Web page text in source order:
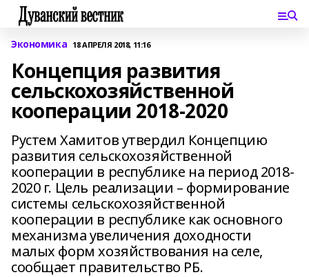
Экономика 18 АПРЕЛЯ 2018, 11:16
Концепция развития
сельскохозяйственной
кооперации 2018-2020
Рустем Хамитов утвердил Концепцию
развития сельскохозяйственной
кооперации в республике на период 2018-
2020 г. Цель реализации – формирование
системы сельскохозяйственной
кооперации в республике как основного
механизма увеличения доходности
малых форм хозяйствования на селе,
сообщает правительство РБ.